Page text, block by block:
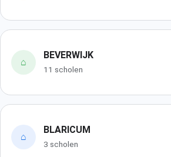
⌂
BEVERWIJK
11 scholen
⌂
BLARICUM
3 scholen